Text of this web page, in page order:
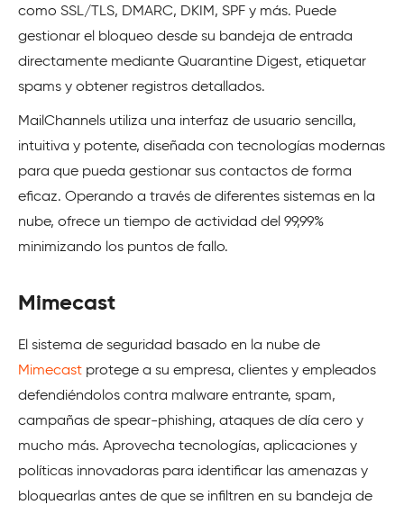
como SSL/TLS, DMARC, DKIM, SPF y más. Puede
gestionar el bloqueo desde su bandeja de entrada
directamente mediante Quarantine Digest, etiquetar
spams y obtener registros detallados.
MailChannels utiliza una interfaz de usuario sencilla,
intuitiva y potente, diseñada con tecnologías modernas
para que pueda gestionar sus contactos de forma
eficaz. Operando a través de diferentes sistemas en la
nube, ofrece un tiempo de actividad del 99,99%
minimizando los puntos de fallo.
Mimecast
El sistema de seguridad basado en la nube de
Mimecast protege a su empresa, clientes y empleados
defendiéndolos contra malware entrante, spam,
campañas de spear-phishing, ataques de día cero y
mucho más. Aprovecha tecnologías, aplicaciones y
políticas innovadoras para identificar las amenazas y
bloquearlas antes de que se infiltren en su bandeja de